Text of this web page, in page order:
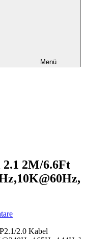
Menü
2M/6.6Ft
2.0 Kabel